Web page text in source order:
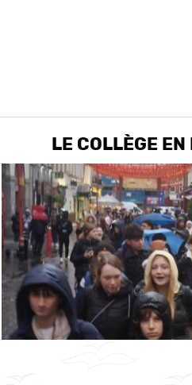
LE COLLÈGE EN